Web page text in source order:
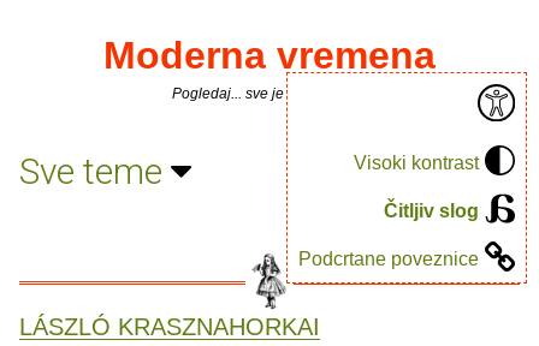
Visoki kontrast
Čitljiv slog
Podcrtane poveznice
Moderna vremena
Pogledaj... sve je puno knjiga.
Sve teme
LÁSZLÓ KRASZNAHORKAI